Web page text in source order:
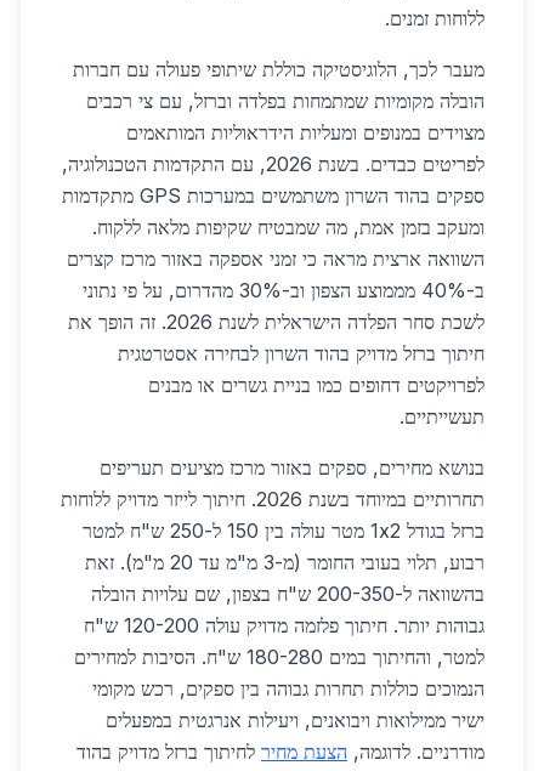
ללוחות זמנים.
מעבר לכך, הלוגיסטיקה כוללת שיתופי פעולה עם חברות
הובלה מקומיות שמתמחות בפלדה וברזל, עם צי רכבים
מצוידים במנופים ומעליות הידראוליות המותאמים
לפריטים כבדים. בשנת 2026, עם התקדמות הטכנולוגיה,
ספקים בהוד השרון משתמשים במערכות GPS מתקדמות
ומעקב בזמן אמת, מה שמבטיח שקיפות מלאה ללקוח.
השוואה ארצית מראה כי זמני אספקה באזור מרכז קצרים
ב-40% מממוצע הצפון וב-30% מהדרום, על פי נתוני
לשכת סחר הפלדה הישראלית לשנת 2026. זה הופך את
חיתוך ברזל מדויק בהוד השרון לבחירה אסטרטגית
לפרויקטים דחופים כמו בניית גשרים או מבנים
תעשייתיים.
בנושא מחירים, ספקים באזור מרכז מציעים תעריפים
תחרותיים במיוחד בשנת 2026. חיתוך לייזר מדויק ללוחות
ברזל בגודל 1x2 מטר עולה בין 150 ל-250 ש"ח למטר
רבוע, תלוי בעובי החומר (מ-3 מ"מ עד 20 מ"מ). זאת
בהשוואה ל-200-350 ש"ח בצפון, שם עלויות הובלה
גבוהות יותר. חיתוך פלזמה מדויק עולה 120-200 ש"ח
למטר, והחיתוך במים 180-280 ש"ח. הסיבות למחירים
הנמוכים כוללות תחרות גבוהה בין ספקים, רכש מקומי
ישיר ממילואות ויבואנים, ויעילות אנרגטית במפעלים
מודרניים. לדוגמה, הצעת מחיר לחיתוך ברזל מדויק בהוד